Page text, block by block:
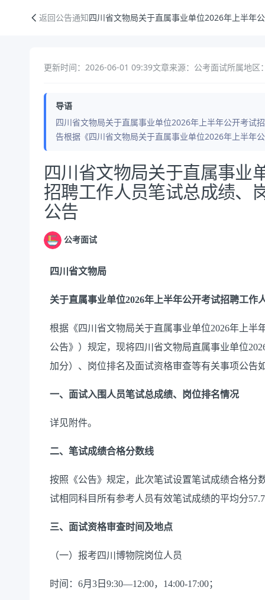
返回公告通知四川省文物局关于直属事业单位2026年上半年
更新时间：2026-06-01 09:39文章来源：公考面试所属地区
导语
四川省文物局关于直属事业单位2026年上半年公开考试
告根据《四川省文物局关于直属事业单位2026年上半年
公告正文
四川省文物局关于直属事业
招聘工作人员笔试总成绩、
公告
公考面试
四川省文物局
关于直属事业单位2026年上半年公开考试招聘工作
根据《四川省文物局关于直属事业单位2026年上
公告》）规定，现将四川省文物局直属事业单位
加分）、岗位排名及面试资格审查等有关事项公告
一、面试入围人员笔试总成绩、岗位排名情况
详见附件。
二、笔试成绩合格分数线
按照《公告》规定，此次笔试设置笔试成绩合格分
试相同科目所有参考人员有效笔试成绩的平均分
三、面试资格审查时间及地点
（一）报考四川博物院岗位人员
时间：6月3日9:30—12:00，14:00-17:00；